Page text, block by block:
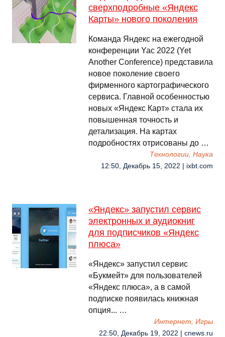
сверхподробные «Яндекс
Карты» нового поколения
Команда Яндекс на ежегодной
конференции Yac 2022 (Yet
Another Conference) представила
новое поколение своего
фирменного картографического
сервиса. Главной особенностью
новых «Яндекс Карт» стала их
повышенная точность и
детализация. На картах
подробностях отрисованы до …
Технологии, Наука
12:50, Декабрь 15, 2022 | ixbt.com
«Яндекс» запустил сервис
электронных и аудиокниг
для подписчиков «Яндекс
плюса»
«Яндекс» запустил сервис
«Букмейт» для пользователей
«Яндекс плюса», а в самой
подписке появилась книжная
опция... …
Интернет, Игры
22:50, Декабрь 19, 2022 | cnews.ru